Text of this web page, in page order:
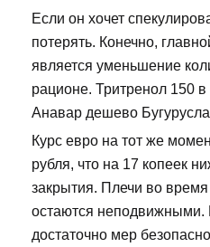
Если он хочет
потерять. Конечно,
является уменьшение
рационе. Тритренол 150
Анавар дешево
Курс евро на тот же
рубля, что на 17 копеек
закрытия. Плечи во
остаются неподвижными.
достаточно мер